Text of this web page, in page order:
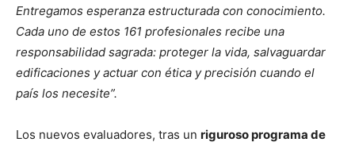
Entregamos esperanza estructurada con conocimiento.
Cada uno de estos 161 profesionales recibe una
responsabilidad sagrada: proteger la vida, salvaguardar
edificaciones y actuar con ética y precisión cuando el
país los necesite”.
Los nuevos evaluadores, tras un riguroso programa de